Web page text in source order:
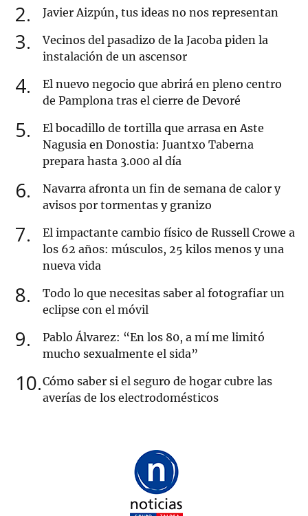
2 Javier Aizpún, tus ideas no nos representan
3
Vecinos del pasadizo de la Jacoba piden la
instalación de un ascensor
4
El nuevo negocio que abrirá en pleno centro
de Pamplona tras el cierre de Devoré
5
El bocadillo de tortilla que arrasa en Aste
Nagusia en Donostia: Juantxo Taberna
prepara hasta 3.000 al día
6
Navarra afronta un fin de semana de calor y
avisos por tormentas y granizo
7
El impactante cambio físico de Russell Crowe a
los 62 años: músculos, 25 kilos menos y una
nueva vida
8
Todo lo que necesitas saber al fotografiar un
eclipse con el móvil
9
Pablo Álvarez: “En los 80, a mí me limitó
mucho sexualmente el sida”
10 Cómo saber si el seguro de hogar cubre las
averías de los electrodomésticos